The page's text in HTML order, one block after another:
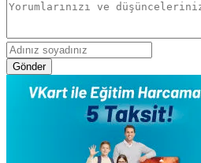
Gönder